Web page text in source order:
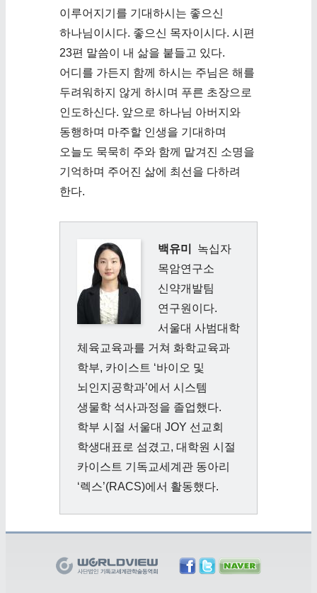
이루어지기를 기대하시는 좋으신
하나님이시다. 좋으신 목자이시다. 시편
23편 말씀이 내 삶을 붙들고 있다.
어디를 가든지 함께 하시는 주님은 해를
두려워하지 않게 하시며 푸른 초장으로
인도하신다. 앞으로 하나님 아버지와
동행하며 마주할 인생을 기대하며
오늘도 묵묵히 주와 함께 맡겨진 소명을
기억하며 주어진 삶에 최선을 다하려
한다.
백유미
녹십자
목암연구소
신약개발팀
연구원이다.
서울대 사범대학
체육교육과를 거쳐 화학교육과
학부, 카이스트 ‘바이오 및
뇌인지공학과’에서 시스템
생물학 석사과정을 졸업했다.
학부 시절 서울대 JOY 선교회
학생대표로 섬겼고, 대학원 시절
카이스트 기독교세계관 동아리
‘렉스’(RACS)에서 활동했다.